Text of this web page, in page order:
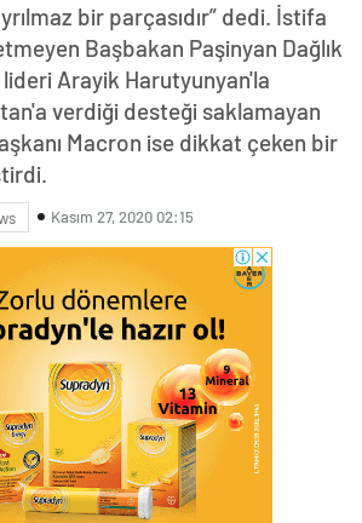
bir parçasıdır” dedi. İstifa
Başbakan Paşinyan Dağlık
Arayik Harutyunyan'la
verdiği desteği saklamayan
Macron ise dikkat çeken bir
Kasım 27, 2020 02:15